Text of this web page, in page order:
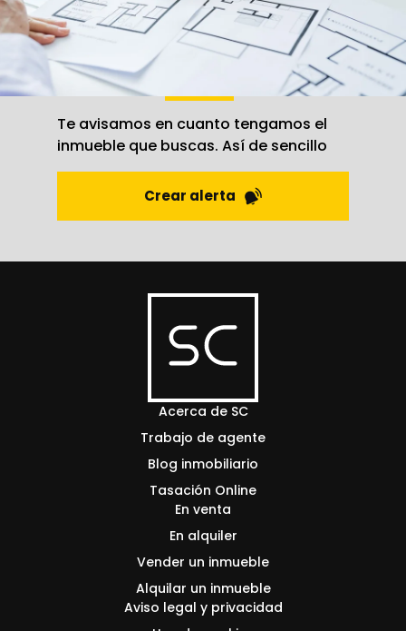
Crea una
Te avisamos en cuanto tengamos el
inmueble que buscas. Así de sencillo
Crear alerta
Acerca de SC
Trabajo de agente
Blog inmobiliario
Tasación Online
En venta
En alquiler
Vender un inmueble
Alquilar un inmueble
Aviso legal y privacidad